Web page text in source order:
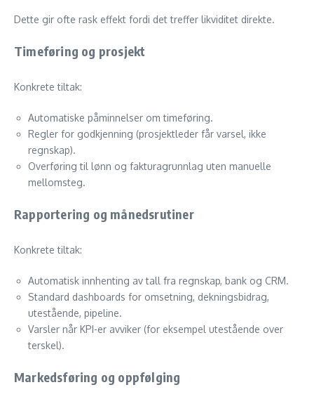
Dette gir ofte rask effekt fordi det treffer likviditet direkte.
Timeføring og prosjekt
Konkrete tiltak:
Automatiske påminnelser om timeføring.
Regler for godkjenning (prosjektleder får varsel, ikke
regnskap).
Overføring til lønn og fakturagrunnlag uten manuelle
mellomsteg.
Rapportering og månedsrutiner
Konkrete tiltak:
Automatisk innhenting av tall fra regnskap, bank og CRM.
Standard dashboards for omsetning, dekningsbidrag,
utestående, pipeline.
Varsler når KPI-er avviker (for eksempel utestående over
terskel).
Markedsføring og oppfølging